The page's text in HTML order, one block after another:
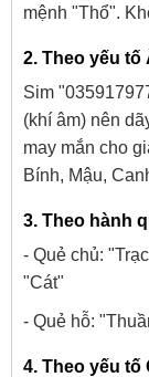
mệnh "Thổ".
2. Theo yếu tố
Sim
(khí âm) nên
may mắn cho
Bính, Mậu,
3. Theo hành
- Quẻ chủ:
"Cát"
- Quẻ hỗ:
4. Theo yếu tố